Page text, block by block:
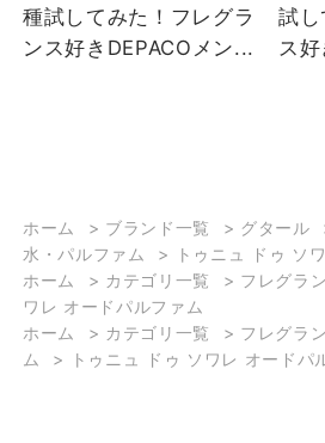
種試してみた！フレグラ
ンス好きDEPACOメン...
試し
ス
ホーム > ブランド一覧 > グタール
水・パルファム
>
トゥニュ ドゥ ソ
ホーム
> カテゴリ一覧 > フレグラ
ワレ オードパルファム
ホーム
> カテゴリ一覧 > フレグラ
ム
> トゥニュ ドゥ ソワレ オードパ